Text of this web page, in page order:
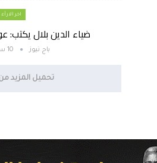
اخر الارأء
ضياء الدين بلال
باج نيوز 10 ساعات منذ
تحميل المزيد من